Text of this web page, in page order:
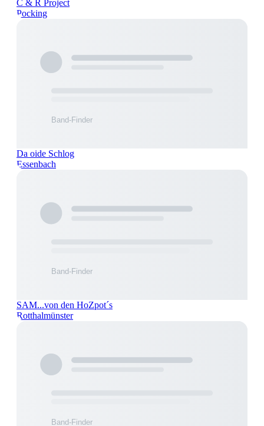
C & R Project
Pocking
Da oide Schlog
Essenbach
SAM...von den HoZpot´s
Rotthalmünster